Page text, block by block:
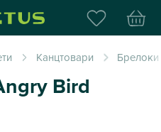
Інтернет-магазин
Канцтовари Брелоки
Bird